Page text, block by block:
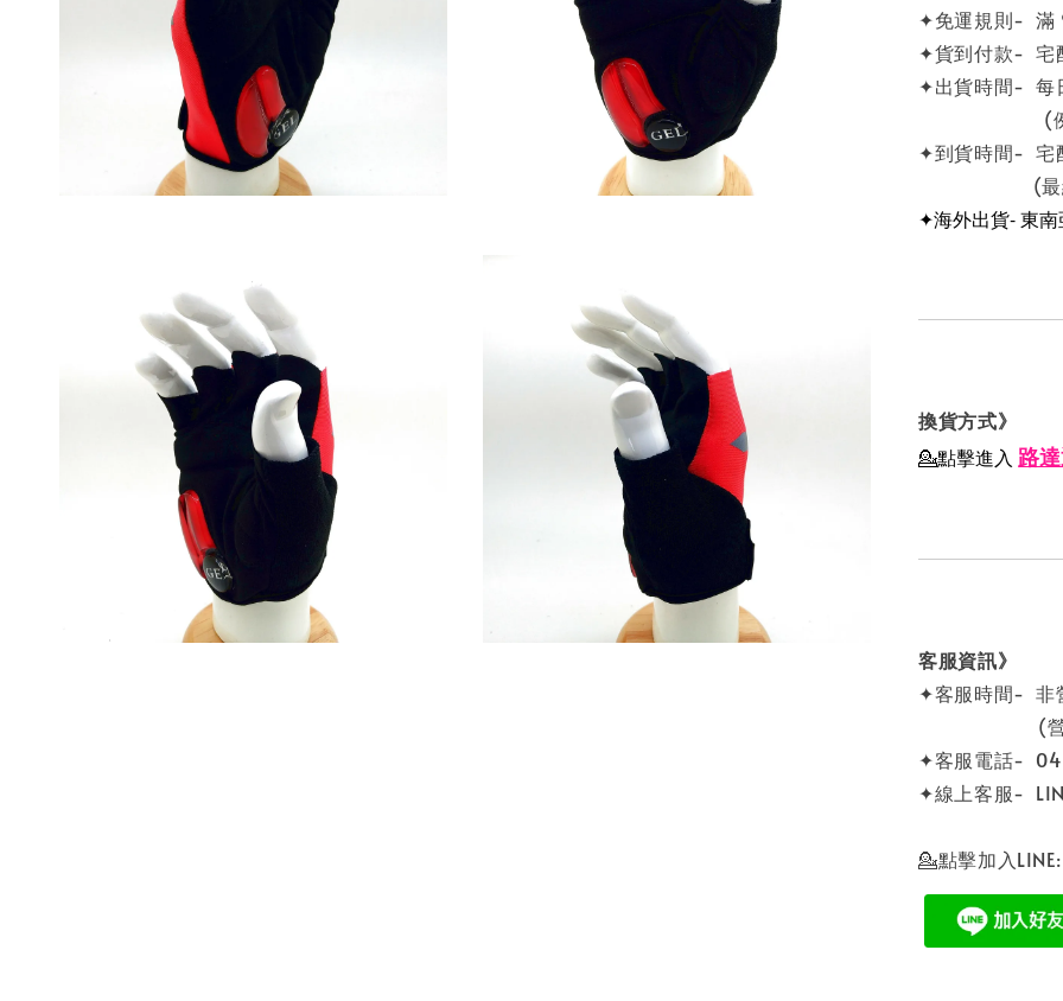
✦免運規則- 滿
✦貨到付款- 宅
✦出貨時間- 每
(例假日
✦到貨時間- 宅
(最終依物
✦海外出貨- 東
換貨方式》
💁點擊進入 路
客服資訊》
✦客服時間- 非
(營業時
✦客服電話-
✦線上客服-
💁點擊加入